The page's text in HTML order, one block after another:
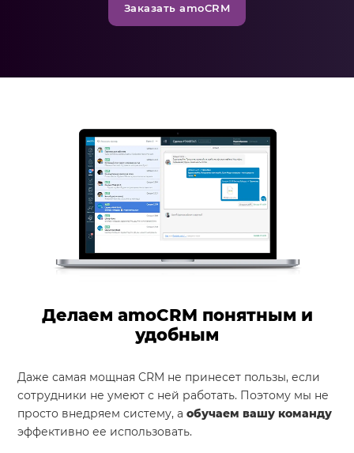
Заказать amoCRM
Делаем amoCRM понятным и
удобным
Даже самая мощная CRM не принесет пользы, если
сотрудники не умеют с ней работать. Поэтому мы не
просто внедряем систему, аобучаем вашу команду
эффективно ее использовать.